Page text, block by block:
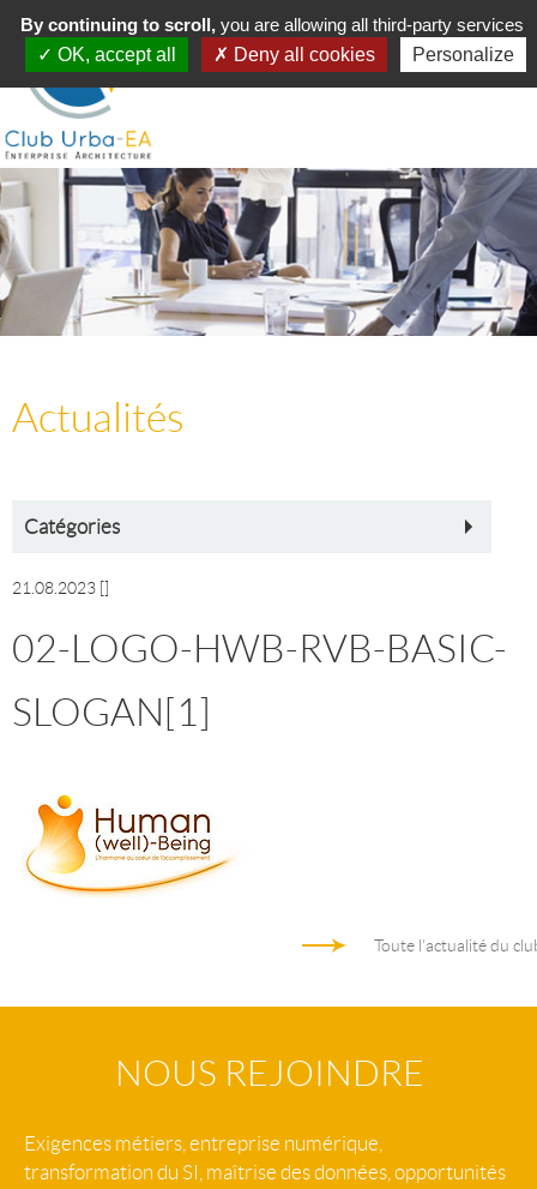
Toggle
navigation
MENU
Actualités
Catégories
21.08.2023
02-LOGO-HWB-RVB-BASIC-
SLOGAN[1]
Toute l'actualité du
NOUS REJOINDRE
Exigences métiers, entreprise numérique,
transformation du SI, maîtrise des données, opportunités
By continuing to scroll,you are allowing all third-party services
OK, accept all
Deny all cookies Personalize